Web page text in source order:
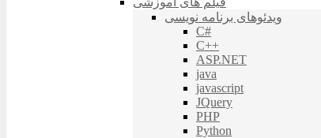
ویدئوهای برنامه نویسی
C#
C++
ASP.NET
java
javascript
JQuery
PHP
Python